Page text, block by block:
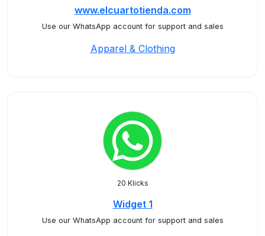
www.elcuartotienda.com
Use our WhatsApp account for support and sales
Apparel & Clothing
20 Klicks
Widget 1
Use our WhatsApp account for support and sales